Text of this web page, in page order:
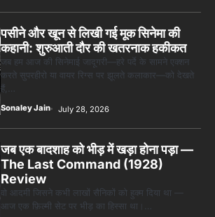
पसीने और खून से लिखी गई मूक सिनेमा की
कहानी: शुरुआती दौर की खतरनाक हकीकत
जब हम आज की सिनेमाई जादूगरी—हरे पर्दे के सामने एक्शन
करते सुपरहीरो या वायर रिग्स पर झूलते कलाकार—को देखते
हैं,…
Sonaley Jain July 28, 2026
जब एक बादशाह को भीड़ में खड़ा होना पड़ा —
The Last Command (1928)
Review
वो आदमी जिसने कभी लाखों सैनिकों को हुक्म दिया था —
आज एक फ़िल्मी सेट पर भीड़ का हिस्सा था।…